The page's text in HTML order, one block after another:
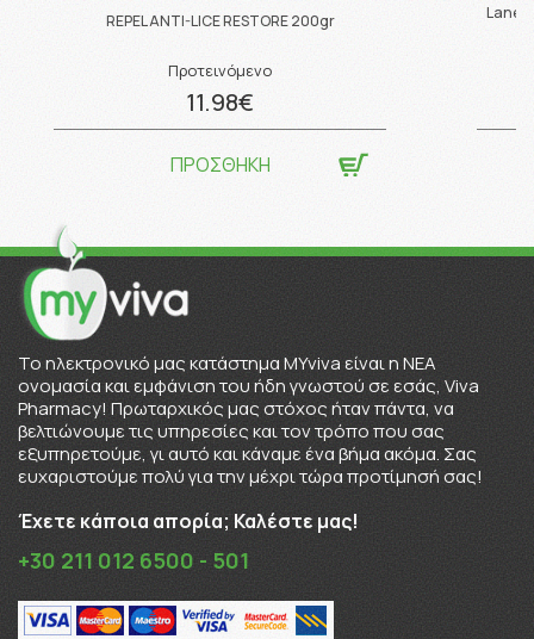
REPEL ANTI-LICE RESTORE 200gr
Προτεινόμενο
11.98€
ΠΡΟΣΘΗΚΗ
Lanes
To ηλεκτρονικό μας κατάστημα MYviva είναι η ΝΕΑ
ονομασία και εμφάνιση του ήδη γνωστού σε εσάς, Viva
Pharmacy! Πρωταρχικός μας στόχος ήταν πάντα, να
βελτιώνουμε τις υπηρεσίες και τον τρόπο που σας
εξυπηρετούμε, γι αυτό και κάναμε ένα βήμα ακόμα. Σας
ευχαριστούμε πολύ για την μέχρι τώρα προτίμησή σας!
Έχετε κάποια απορία; Καλέστε μας!
+30 211 012 6500 - 501